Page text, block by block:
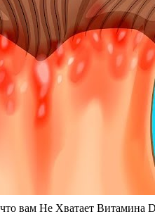
вам Не Хватает Витамина